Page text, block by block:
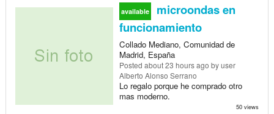
available
microondas en
funcionamiento
Collado Mediano, Comunidad de
Madrid, España
Posted about 23 hours ago by user
Alberto Alonso Serrano
Lo regalo porque he comprado otro
mas moderno.
50 views